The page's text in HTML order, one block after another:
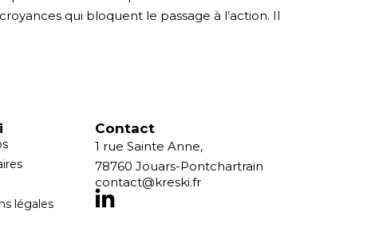
qui bloquent le passage à l’action. Il
légales
Contact
1 rue Sainte Anne,
78760 Jouars-Pontchartrain
contact@kreski.fr